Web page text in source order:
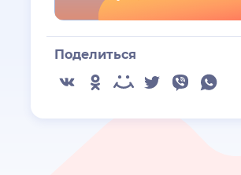
Поделиться